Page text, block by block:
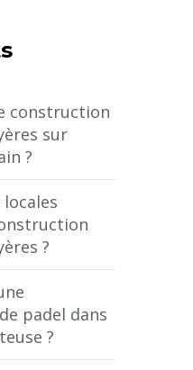
construction
sur
?
?
padel dans
?